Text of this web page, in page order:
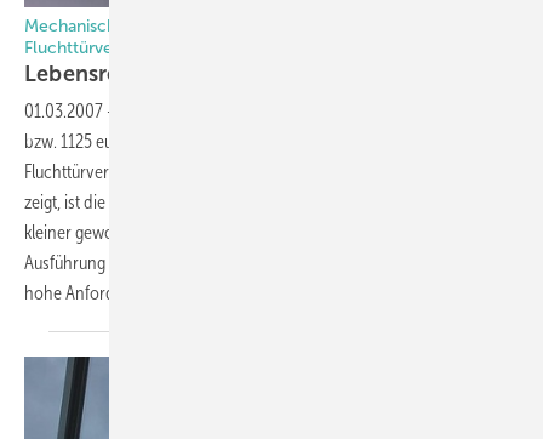
Mechanische Lösungen für normenkonforme
Fluchttürverschlüsse
Lebensrettende
01.03.2007 -
bzw. 1125 europaweit einheitlich die Anforderungen an mechanische
Fluchttürverschlüsse. Wie ein Überblick über die aktuellen Lösungen
zeigt, ist die Vielfalt an möglichen Lösungen damit aber keineswegs
kleiner geworden. So stellt die normenkonforme Planung und
Ausführung von Panik- und Notausgangstüren auch weiterhin sehr
hohe Anforderungen an Planer und